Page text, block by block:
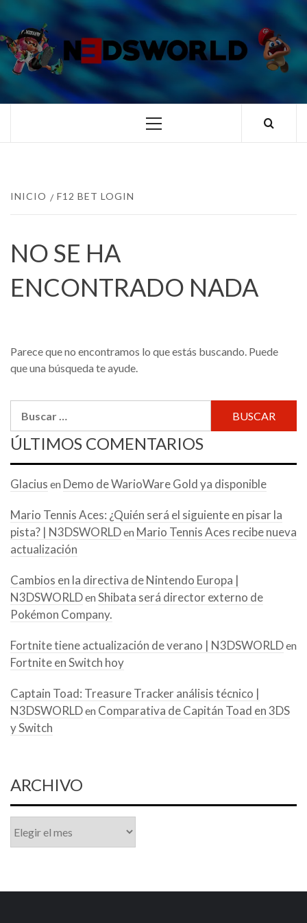
al
contenido
TUS ESPECIALISTAS EN NINTENDO
Menú
INICIO F12 BET LOGIN
NO SE HA
ENCONTRADO NADA
Parece que no encontramos lo que estás buscando. Puede
que una búsqueda te ayude.
ÚLTIMOS COMENTARIOS
Glacius en Demo de WarioWare Gold ya disponible
Mario Tennis Aces: ¿Quién será el siguiente en pisar la
pista? | N3DSWORLDen Mario Tennis Aces recibe nueva
actualización
Cambios en la directiva de Nintendo Europa |
N3DSWORLDen Shibata será director externo de
Pokémon Company.
Fortnite tiene actualización de verano | N3DSWORLDen
Fortnite en Switch hoy
Captain Toad: Treasure Tracker análisis técnico |
N3DSWORLDen Comparativa de Capitán Toad en 3DS
y Switch
ARCHIVO